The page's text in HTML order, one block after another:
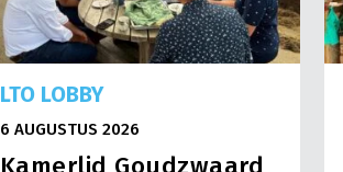
LTO LOBBY
6 AUGUSTUS 2026
Kamerlid Goudzwaard